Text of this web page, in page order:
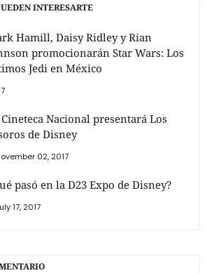
INTERESARTE
Hamill, Daisy Ridley y Rian
promocionarán Star Wars: Los
Jedi en México
Nacional presentará Los
de Disney
02, 2017
pasó en la D23 Expo de Disney?
17, 2017